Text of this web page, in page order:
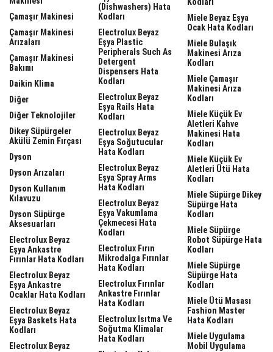
Çamaşır Makinesi
Çamaşır Makinesi
Arızaları
Çamaşır Makinesi
Bakımı
Daikin Klima
Diğer
Diğer Teknolojiler
Dikey Süpürgeler
Akülü Zemin Fırçası
Dyson
Dyson Arızaları
Dyson Kullanım
Kılavuzu
Dyson Süpürge
Aksesuarları
Electrolux Beyaz
Eşya Ankastre
Fırınlar Hata Kodları
Electrolux Beyaz
Eşya Ankastre
Ocaklar Hata Kodları
Electrolux Beyaz
Eşya Baskets Hata
Kodları
Electrolux Beyaz
(dishwashers) Hata
Kodları
Electrolux Beyaz
Eşya Plastic
Peripherals Such As
Detergent
Dispensers Hata
Kodları
Electrolux Beyaz
Eşya Rails Hata
Kodları
Electrolux Beyaz
Eşya Soğutucular
Hata Kodları
Electrolux Beyaz
Eşya Spray Arms
Hata Kodları
Electrolux Beyaz
Eşya Vakumlama
Çekmecesi Hata
Kodları
Electrolux Fırın
Mikrodalga Fırınlar
Hata Kodları
Electrolux Fırınlar
Ankastre Fırınlar
Hata Kodları
Electrolux Isıtma Ve
Soğutma Klimalar
Hata Kodları
Kodları
Miele Beyaz Eşya
Ocak Hata Kodları
Miele Bulaşık
Makinesi Arıza
Kodları
Miele Çamaşır
Makinesi Arıza
Kodları
Miele Küçük Ev
Aletleri Kahve
Makinesi Hata
Kodları
Miele Küçük Ev
Aletleri Ütü Hata
Kodları
Miele Süpürge Dikey
Süpürge Hata
Kodları
Miele Süpürge
Robot Süpürge Hata
Kodları
Miele Süpürge
Süpürge Hata
Kodları
Miele Ütü Masası
Fashion Master
Hata Kodları
Miele Uygulama
Mobil Uygulama